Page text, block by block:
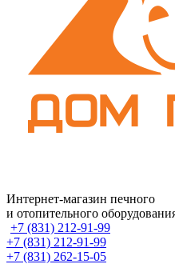
Интернет-магазин печного
и отопительного
+7 (831) 212-91-99
+7 (831) 212-91-99
+7 (831) 262-15-05